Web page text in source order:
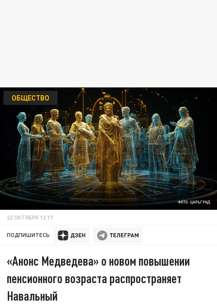
ФОТО: ЦАРЬГРАД
ОБЩЕСТВО
22 ОКТЯБРЯ 12:17
ПОДПИШИТЕСЬ:
«Анонс Медведева» о новом повышении
пенсионного возраста распространяет
Навальный